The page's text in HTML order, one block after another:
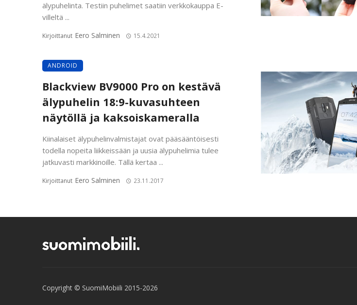
älypuhelinta. Testiin puhelimet saatiin verkkokauppa E-
villeltä ...
Kirjoittanut Eero Salminen 15.4.2021
ANDROID
Blackview BV9000 Pro on kestävä
älypuhelin 18:9-kuvasuhteen
näytöllä ja kaksoiskameralla
Kiinalaiset älypuhelinvalmistajat ovat pääsääntöisesti
todella nopeita liikkeissään ja uusia älypuhelimia tulee
jatkuvasti markkinoille. Tällä kertaa ...
Kirjoittanut Eero Salminen 23.11.2017
Copyright © SuomiMobiili 2015-2026